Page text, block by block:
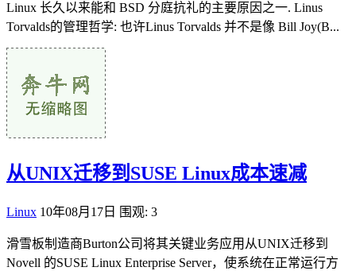
Linux 长久以来能和 BSD 分庭抗礼的主要原因之一. Linus
Torvalds的管理哲学: 也许Linus Torvalds 并不是像 Bill Joy(B...
从UNIX迁移到SUSE Linux成本速减
Linux 10年08月17日 围观: 3
滑雪板制造商Burton公司将其关键业务应用从UNIX迁移到
Novell 的SUSE Linux Enterprise Server，使系统在正常运行方